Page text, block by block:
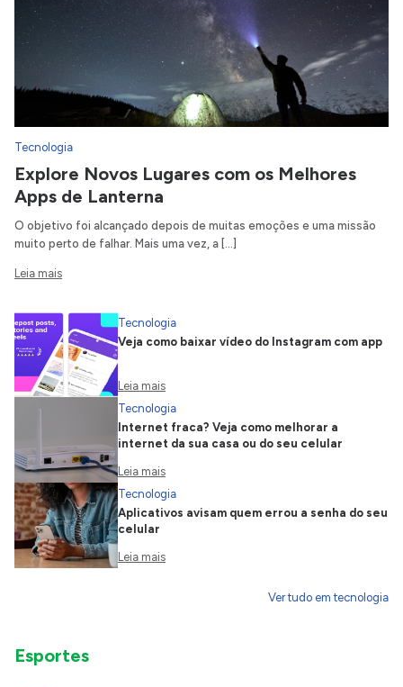
Tecnologia
Explore Novos Lugares com os Melhores
Apps de Lanterna
O objetivo foi alcançado depois de muitas emoções e uma missão
muito perto de falhar. Mais uma vez, a […]
Leia mais
Tecnologia
Veja como baixar vídeo do Instagram com app
Leia mais
Tecnologia
Internet fraca? Veja como melhorar a
internet da sua casa ou do seu celular
Leia mais
Tecnologia
Aplicativos avisam quem errou a senha do seu
celular
Leia mais
Ver tudo em tecnologia
Esportes